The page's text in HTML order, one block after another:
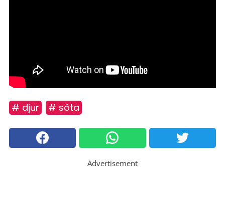
# djur # söta
Advertisement